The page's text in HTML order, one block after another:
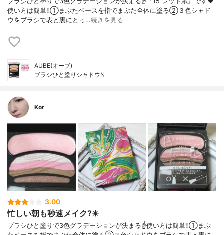
使い方は簡単‼️①まぶたベースを指でまぶた全体に塗る②３色シャド
ウをブラシで表と裏にとっ…続きを見る
AUBE(オーブ)
ブラシひと塗りシャドウN
Kor
3.00
忙しい朝も秒速メイク?️✴️
ブラシひと塗りで3色グラデーションが決まる☝️使い方は簡単‼️①まぶ